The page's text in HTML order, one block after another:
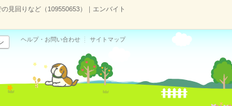
見回りなど（109550653）｜エンバイト
ヘルプ・お問い合わせ サイトマップ